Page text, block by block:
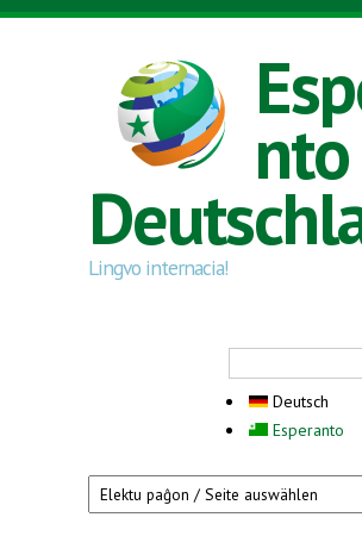
Direkt zum Inhalt
Lingvo internacia!
Deutsch
Esperanto